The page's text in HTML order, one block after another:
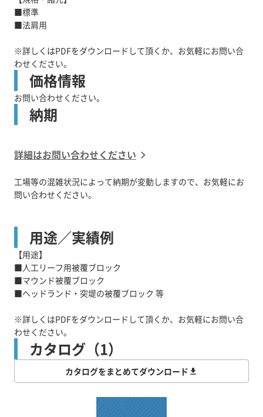
■標準
■法肩用
※詳しくはPDFをダウンロードして頂くか、お気軽にお問い合
わせください。
価格情報
お問い合わせください。
納期
詳細はお問い合わせください
工場等の混雑状況によって納期が変動しますので、お気軽にお
問い合わせください。
用途／実績例
【用途】
■人工リーフ用被覆ブロック
■マウンド被覆ブロック
■ヘッドランド・突堤の被覆ブロック 等
※詳しくはPDFをダウンロードして頂くか、お気軽にお問い合
わせください。
カタログ（1）
カタログをまとめてダウンロード